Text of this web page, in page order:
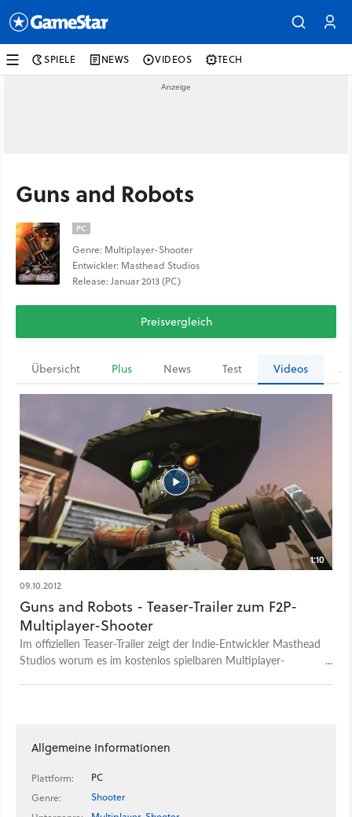
SPIELE NEWS VIDEOS TECH
Guns and Robots
PC
Genre: Multiplayer-Shooter
Entwickler: Masthead Studios
Release: Januar 2013 (PC)
Preisvergleich
Übersicht Plus News Test Videos
1:10
09.10.2012
Guns and Robots - Teaser-Trailer zum F2P-
Multiplayer-Shooter
Im offiziellen Teaser-Trailer zeigt der Indie-Entwickler Masthead
Studios worum es im kostenlos spielbaren Multiplayer-
Allgemeine Informationen
Plattform:
PC
Genre:
Shooter